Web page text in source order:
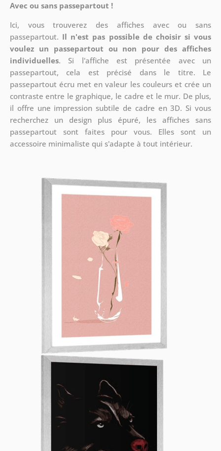
Avec ou sans passepartout !
Ici, vous trouverez des affiches avec ou sans
passepartout. Il n'est pas possible de choisir si vous
voulez un passepartout ou non pour des affiches
individuelles. Si l'affiche est présentée avec un
passepartout, cela est précisé dans le titre. Le
passepartout écru met en valeur les couleurs et crée un
contraste entre le graphique, le cadre et le mur. De plus,
il offre une impression subtile de cadre en 3D. Si vous
recherchez un design plus épuré, les affiches sans
passepartout sont faites pour vous. Elles sont un
accessoire minimaliste qui s'adapte à tout intérieur.